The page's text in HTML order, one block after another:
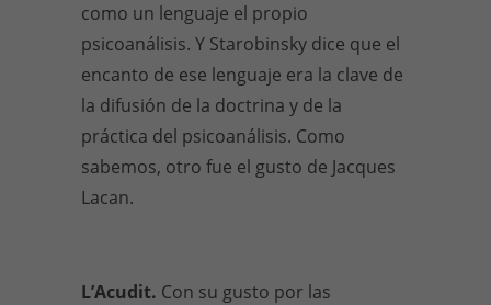
como un lenguaje el propio
psicoanálisis. Y Starobinsky dice que el
encanto de ese lenguaje era la clave de
la difusión de la doctrina y de la
práctica del psicoanálisis. Como
sabemos, otro fue el gusto de Jacques
Lacan.
L’Acudit. Con su gusto por las